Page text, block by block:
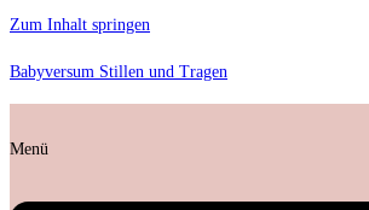
Zum Inhalt springen
Babyversum Stillen und Tragen
Menü